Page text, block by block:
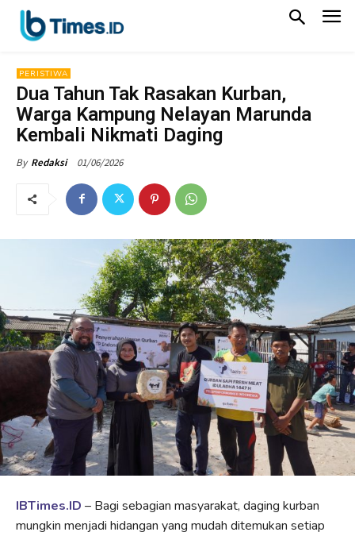
PERISTIWA
Dua Tahun Tak Rasakan Kurban,
Warga Kampung Nelayan Marunda
Kembali Nikmati Daging
By Redaksi 01/06/2026
IBTimes.ID – Bagi sebagian masyarakat, daging kurban
mungkin menjadi hidangan yang mudah ditemukan setiap